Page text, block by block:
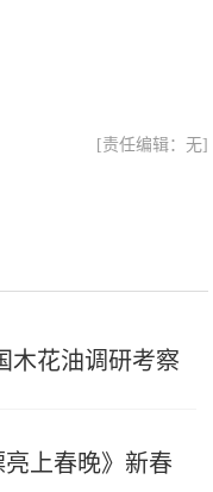
[责任编辑：无]
木花油调研考察
上春晚》新春